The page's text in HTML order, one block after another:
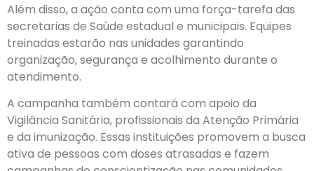
Além disso, a ação conta com uma força-tarefa das
secretarias de Saúde estadual e municipais. Equipes
treinadas estarão nas unidades garantindo
organização, segurança e acolhimento durante o
atendimento.
A campanha também contará com apoio da
Vigilância Sanitária, profissionais da Atenção Primária
e da imunização. Essas instituições promovem a busca
ativa de pessoas com doses atrasadas e fazem